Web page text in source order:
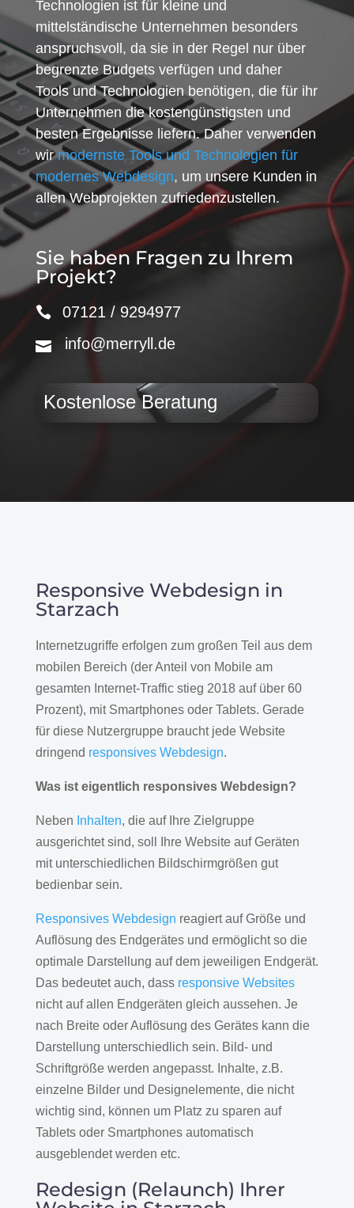
Technologien ist für kleine und
mittelständische Unternehmen besonders
anspruchsvoll, da sie in der Regel nur über
begrenzte Budgets verfügen und daher
Tools und Technologien benötigen, die für ihr
Unternehmen die kostengünstigsten und
besten Ergebnisse liefern. Daher verwenden
wirmodernste Tools und Technologien für
modernes Webdesign, um unsere Kunden in
allen Webprojekten zufriedenzustellen.
Sie haben Fragen zu Ihrem
Projekt?
07121 / 9294977
info@merryll.de
Kostenlose Beratung
Responsive Webdesign in
Starzach
Internetzugriffe erfolgen zum großen Teil aus dem
mobilen Bereich (der Anteil von Mobile am
gesamten Internet-Traffic stieg 2018 auf über 60
Prozent), mit Smartphones oder Tablets. Gerade
für diese Nutzergruppe braucht jede Website
dringend responsives Webdesign.
Was ist eigentlich responsives Webdesign?
Neben Inhalten, die auf Ihre Zielgruppe
ausgerichtet sind, soll Ihre Website auf Geräten
mit unterschiedlichen Bildschirmgrößen gut
bedienbar sein.
Responsives Webdesign reagiert auf Größe und
Auflösung des Endgerätes und ermöglicht so die
optimale Darstellung auf dem jeweiligen Endgerät.
Das bedeutet auch, dass responsive Websites
nicht auf allen Endgeräten gleich aussehen. Je
nach Breite oder Auflösung des Gerätes kann die
Darstellung unterschiedlich sein. Bild- und
Schriftgröße werden angepasst. Inhalte, z.B.
einzelne Bilder und Designelemente, die nicht
wichtig sind, können um Platz zu sparen auf
Tablets oder Smartphones automatisch
ausgeblendet werden etc.
Redesign (Relaunch) Ihrer